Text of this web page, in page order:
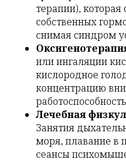
терапии),
собственных
снимая синдром
или ингаляции
кислородное
концентрацию
Лечебная
Занятия
моря, плавание в
сеансы